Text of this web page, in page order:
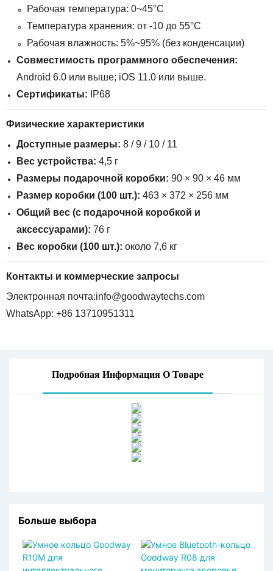
Рабочая температура: 0~45°C
Температура хранения: от -10 до 55°C
Рабочая влажность: 5%~95% (без конденсации)
Совместимость программного обеспечения:
Android 6.0 или выше; iOS 11.0 или выше.
Сертификаты: IP68
Физические характеристики
Доступные размеры: 8 / 9 / 10 / 11
Вес устройства: 4,5 г
Размеры подарочной коробки: 90 × 90 × 46 мм
Размер коробки (100 шт.): 463 × 372 × 256 мм
Общий вес (с подарочной коробкой и
аксессуарами): 76 г
Вес коробки (100 шт.): около 7,6 кг
Контакты и коммерческие запросы
Электронная почта:info@goodwaytechs.com
WhatsApp: +86 13710951311
Подробная Информация О Товаре
Больше выбора